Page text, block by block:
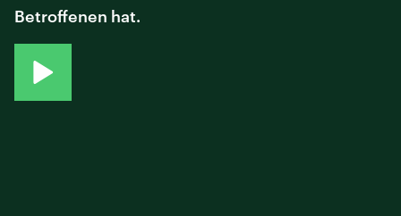
Betroffenen hat.